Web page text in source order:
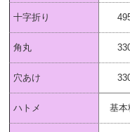
十字折り
角丸
穴あけ
ハトメ 基本